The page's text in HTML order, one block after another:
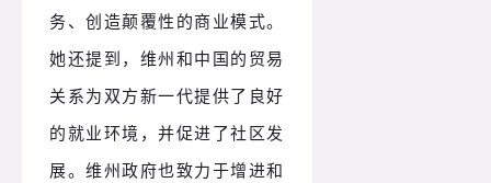
务、创造颠覆性的商业模式。
她还提到，维州和中国的贸易
关系为双方新一代提供了良好
的就业环境，并促进了社区发
展。维州政府也致力于增进和